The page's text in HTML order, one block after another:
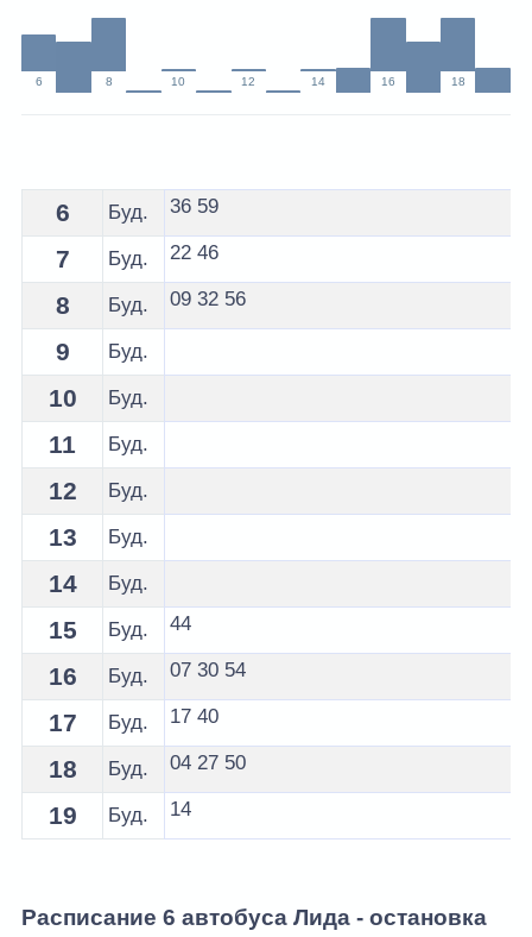
6 8 10 12 14 16 18
Расписание 6 автобуса Лида - остановка м-н
6 Буд. 36 59
7 Буд. 22 46
8 Буд. 09 32 56
9 Буд.
10 Буд.
11 Буд.
12 Буд.
13 Буд.
14 Буд.
15 Буд. 44
16 Буд. 07 30 54
17 Буд. 17 40
18 Буд. 04 27 50
19 Буд. 14
Расписание 6 автобуса Лида - остановка